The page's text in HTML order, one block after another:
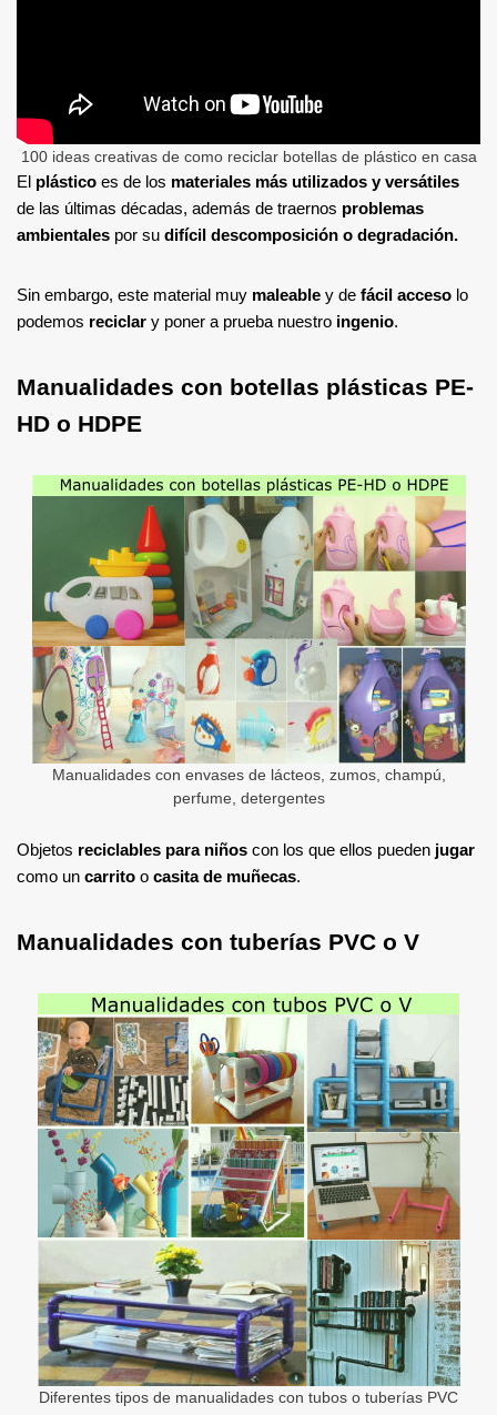
100 ideas creativas de como reciclar botellas de plástico en casa
El plástico es de los materiales más utilizados y versátiles
de las últimas décadas, además de traernos problemas
ambientales por su difícil descomposición o degradación.
Sin embargo, este material muy maleable y de fácil acceso lo
podemos reciclar y poner a prueba nuestro ingenio.
Manualidades con botellas plásticas PE-
HD o HDPE
Manualidades con envases de lácteos, zumos, champú,
perfume, detergentes
Objetos reciclables para niños con los que ellos pueden jugar
como un carrito o casita de muñecas.
Manualidades con tuberías PVC o V
Diferentes tipos de manualidades con tubos o tuberías PVC